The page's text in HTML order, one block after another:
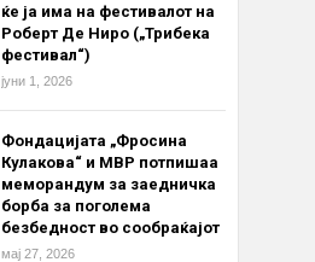
ќе ја има на фестивалот на
Роберт Де Ниро („Трибека
фестивал“)
јуни 1, 2026
Фондацијата „Фросина
Кулакова“ и МВР потпишаа
меморандум за заедничка
борба за поголема
безбедност во сообраќајот
мај 27, 2026